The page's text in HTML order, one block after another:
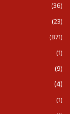
(36)
(23)
(871)
(1)
(9)
(4)
(1)